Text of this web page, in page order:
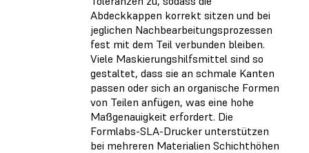
Abdeckkappen korrekt sitzen und bei
jeglichen Nachbearbeitungsprozessen
fest mit dem Teil verbunden bleiben.
Viele Maskierungshilfsmittel sind so
gestaltet, dass sie an schmale Kanten
passen oder sich an organische Formen
von Teilen anfügen, was eine hohe
Maßgenauigkeit erfordert. Die
Formlabs-SLA-Drucker unterstützen
bei mehreren Materialien Schichthöhen